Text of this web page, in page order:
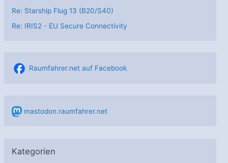
Re: Starship Flug 13 (B20/S40)
Re: IRIS2 - EU Secure Connectivity
Raumfahrer.net auf Facebook
mastodon.raumfahrer.net
Kategorien